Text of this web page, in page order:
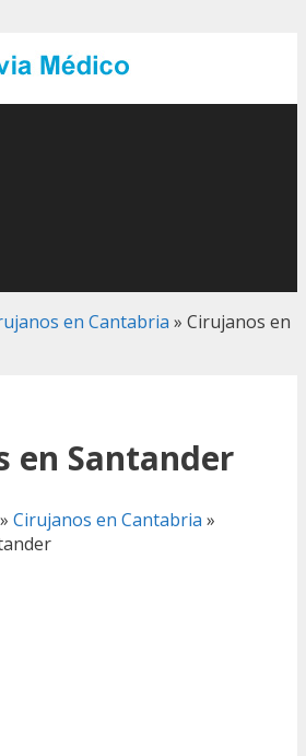
en Cantabria » Cirujanos en
en Santander
» Cirujanos en Cantabria »